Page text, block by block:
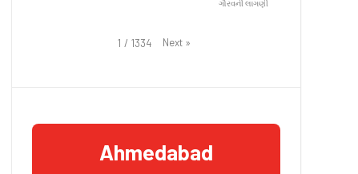
ગૌરવની લાગણી
1 / 1334 Next »
Ahmedabad